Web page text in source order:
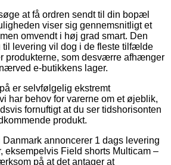
at få ordren sendt til din bopæl
viser sig gennemsnitligt et
omvendt i høj grad smart. Den
til levering vil dog i de fleste tilfælde
produkterne, som desværre afhænger
e-butikkens lager.
er selvfølgelig ekstremt
har behov for varerne om et øjeblik,
fornuftigt at du ser tidshorisonten
produkt.
annoncerer 1 dags levering
eksempelvis Field shorts Multicam –
på at det antager at